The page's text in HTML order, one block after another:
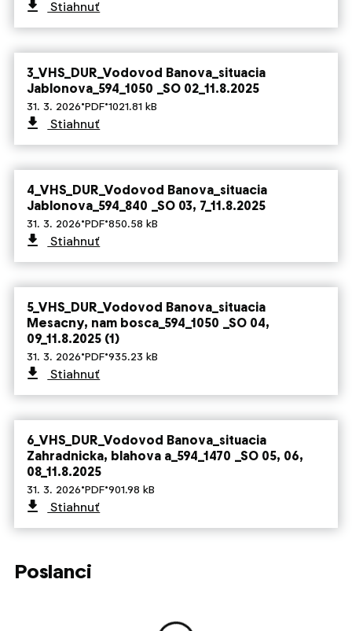
Stiahnuť
3_VHS_DUR_Vodovod Banova_situacia
Jablonova_594_1050 _SO 02_11.8.2025
31. 3. 2026·PDF·1021.81 kB
Stiahnuť
4_VHS_DUR_Vodovod Banova_situacia
Jablonova_594_840 _SO 03, 7_11.8.2025
31. 3. 2026·PDF·850.58 kB
Stiahnuť
5_VHS_DUR_Vodovod Banova_situacia
Mesacny, nam bosca_594_1050 _SO 04,
09_11.8.2025 (1)
31. 3. 2026·PDF·935.23 kB
Stiahnuť
6_VHS_DUR_Vodovod Banova_situacia
Zahradnicka, blahova a_594_1470 _SO 05, 06,
08_11.8.2025
31. 3. 2026·PDF·901.98 kB
Stiahnuť
Poslanci